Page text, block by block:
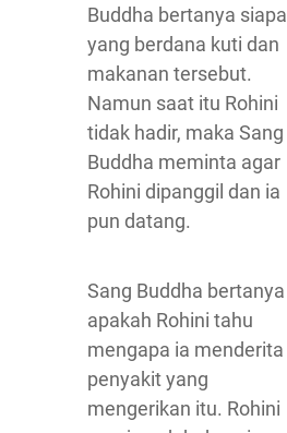
Buddha bertanya siapa
yang berdana kuti dan
makanan tersebut.
Namun saat itu Rohini
tidak hadir, maka Sang
Buddha meminta agar
Rohini dipanggil dan ia
pun datang.
Sang Buddha bertanya
apakah Rohini tahu
mengapa ia menderita
penyakit yang
mengerikan itu. Rohini